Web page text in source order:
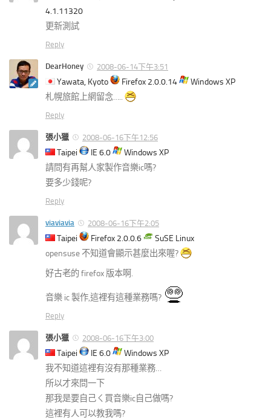
4.1.11320
更新測試
Reply
DearHoney 2008-06-14下午3:51
Yawata, Kyoto Firefox 2.0.0.14
Windows XP
札幌旅館上網留念…..
Reply
張小獵 2008-06-16下午12:56
Taipei IE 6.0
Windows XP
請問有再幫人家製作音樂ic嗎?
要多少錢呢?
Reply
viaviavia 2008-06-16下午2:05
Taipei Firefox 2.0.0.6
SuSE Linux
opensuse 不知道會顯示甚麼出來喔?
好古老的 firefox 版本啊.
音樂 ic 製作,這裡有這種業務嗎?
Reply
張小獵 2008-06-16下午3:00
Taipei IE 6.0
Windows XP
我不知道這裡有沒有那種業務…
所以才來問一下
那我是要自己ㄑ買音樂ic自己做嗎?
這裡有人可以教我嗎?